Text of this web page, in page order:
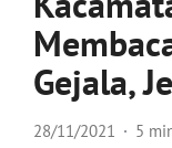
Gejala,
28/11/2021 5